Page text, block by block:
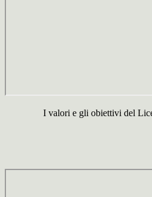
I valori e gli obiettivi del